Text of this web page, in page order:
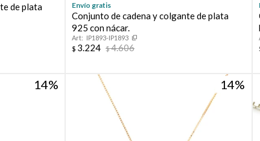
de plata
Envío gratis
Conjunto de cadena y colgante de plata
925 con nácar.
IP1893-IP1893
$ 3.224 $4.606
14 14